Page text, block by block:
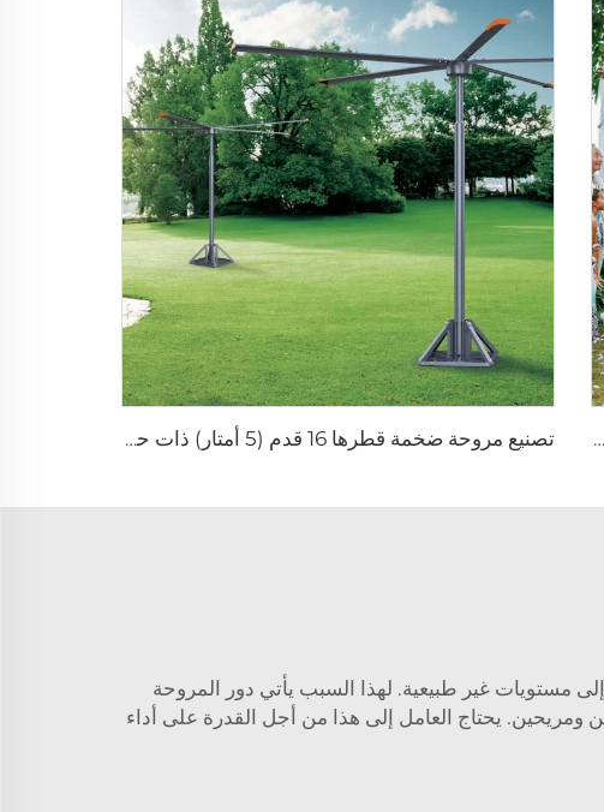
مروحة مثبتة على السقف بمحرك PMSM ذو تدفق هواء عالي الجهد 220 فولت قطرها 16 قدم (5 أمتار) كبيرة تقف على عمود تصنيع مروحة ضخمة قطرها 16 قدم (5 أمتار) ذات حجم عالٍ وسرعة منخفضة من نوع المروحة المرفوعة على عمود
مستويات غير طبيعية. لهذا السبب يأتي دور المروحة
ومريحين. يحتاج العامل إلى هذا من أجل القدرة على أداء